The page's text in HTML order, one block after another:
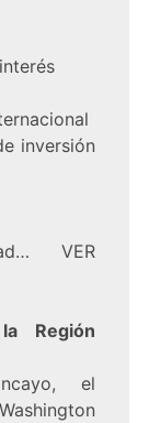
inversión
VER
Región
el